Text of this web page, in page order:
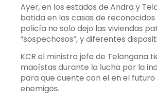
Ayer, en los estados de Andra y
batida en las casas de
policía no solo dejo las viviendas
“sospechosos”, y diferentes
KCR el ministro jefe de Telangana
maoístas durante la lucha por la
para que cuente con el en el
enemigos.